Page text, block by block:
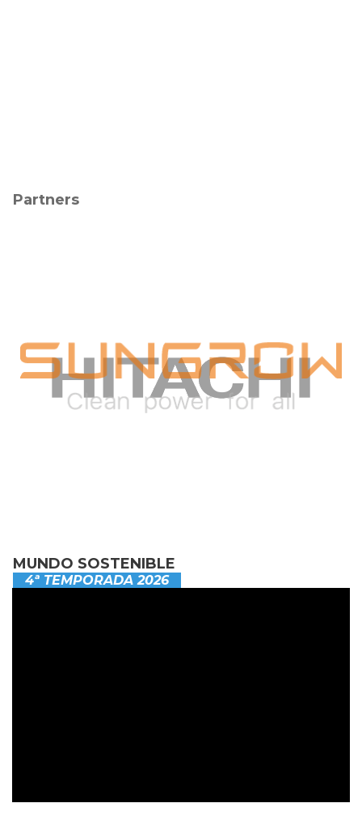
Partners
MUNDO SOSTENIBLE
4ª TEMPORADA 2026